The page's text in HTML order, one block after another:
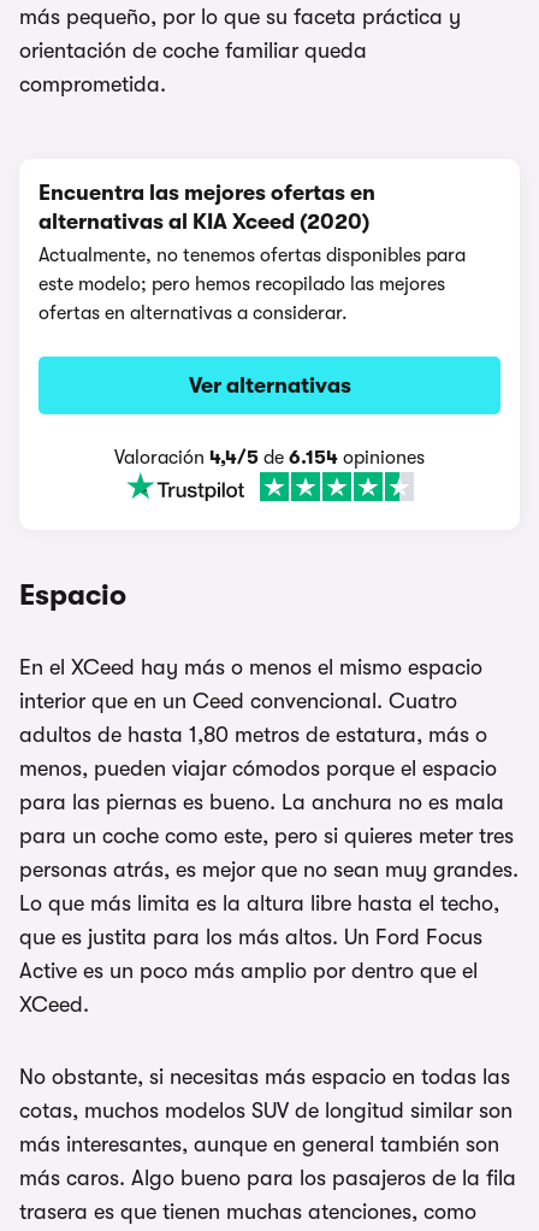
más pequeño, por lo que su faceta práctica y
orientación de coche familiar queda
comprometida.
Encuentra las mejores ofertas en
alternativas al KIA Xceed (2020)
Actualmente, no tenemos ofertas disponibles para
este modelo; pero hemos recopilado las mejores
ofertas en alternativas a considerar.
Ver alternativas
Valoración 4,4/5 de 6.154 opiniones
Espacio
En el XCeed hay más o menos el mismo espacio
interior que en un Ceed convencional. Cuatro
adultos de hasta 1,80 metros de estatura, más o
menos, pueden viajar cómodos porque el espacio
para las piernas es bueno. La anchura no es mala
para un coche como este, pero si quieres meter tres
personas atrás, es mejor que no sean muy grandes.
Lo que más limita es la altura libre hasta el techo,
que es justita para los más altos. Un Ford Focus
Active es un poco más amplio por dentro que el
XCeed.
No obstante, si necesitas más espacio en todas las
cotas, muchos modelos SUV de longitud similar son
más interesantes, aunque en general también son
más caros. Algo bueno para los pasajeros de la fila
trasera es que tienen muchas atenciones, como